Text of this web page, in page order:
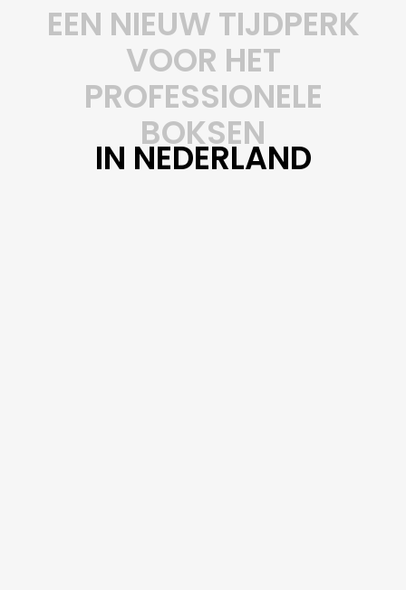
EEN NIEUW TIJDPERK
VOOR HET
PROFESSIONELE
BOKSEN
IN NEDERLAND